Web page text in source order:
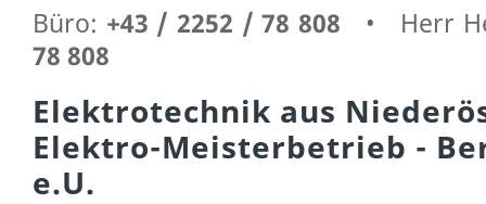
Büro: +43 / 2252 / 78 808 •
Herr
78 808
Elektrotechnik aus
Elektro-Meisterbetrieb -
e.U.